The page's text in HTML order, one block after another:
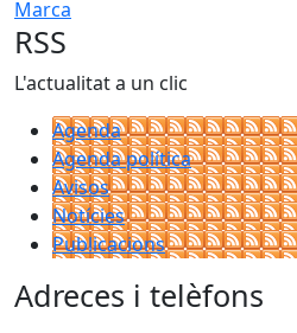
Marca
RSS
L'actualitat a un clic
Agenda
Agenda política
Avisos
Notícies
Publicacions
Adreces i telèfons